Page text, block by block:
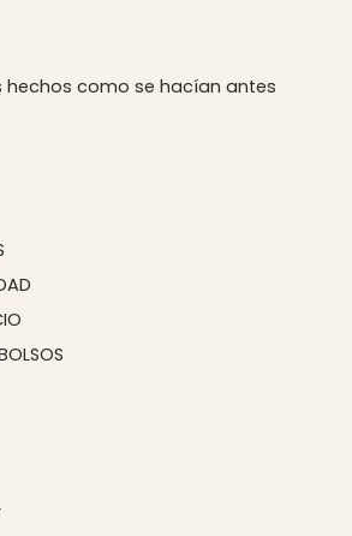
hechos como se hacían antes